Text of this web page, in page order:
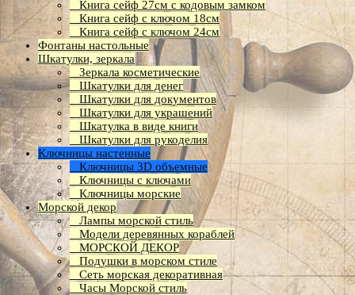
Книга сейф 27см с кодовым замком
Книга сейф с ключом 18см
Книга сейф с ключом 24см
Фонтаны настольные
Шкатулки, зеркала
Зеркала косметические
Шкатулки для денег
Шкатулки для документов
Шкатулки для украшений
Шкатулка в виде книги
Шкатулки для рукоделия
Ключницы настенные
Ключницы 3D объемные
Ключницы с ключами
Ключницы морские
Морской декор
Лампы морской стиль
Модели деревянных кораблей
МОРСКОЙ ДЕКОР
Подушки в морском стиле
Сеть морская декоративная
Часы Морской стиль